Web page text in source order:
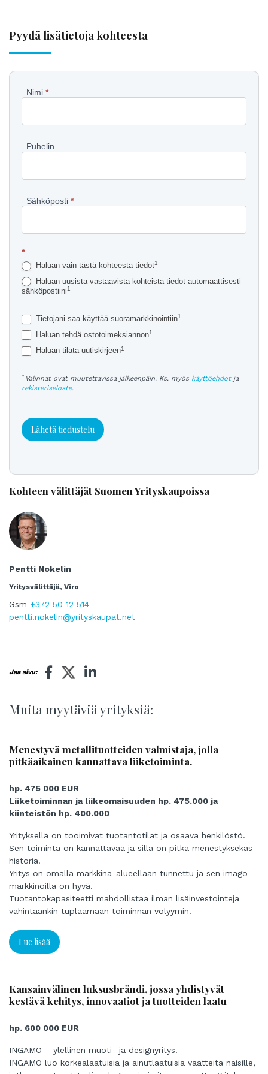
Pyydä lisätietoja kohteesta
Pyydä
Nimi *
Puhelin
Sähköposti *
*
Haluan vain tästä kohteesta tiedot1
Haluan uusista vastaavista kohteista tiedot automaattisesti
sähköpostiini1
Tietojani saa käyttää suoramarkkinointiin1
Haluan tehdä ostotoimeksiannon1
Haluan tilata uutiskirjeen1
1 Valinnat ovat muutettavissa jälkeenpäin. Ks. myös käyttöehdotja
rekisteriseloste.
Lähetä tiedustelu
Kohteen välittäjät Suomen Yrityskaupoissa
Pentti Nokelin
Yritysvälittäjä, Viro
Gsm +372 50 12 514
pentti.nokelin@yrityskaupat.net
Jaa sivu:
Muita myytäviä yrityksiä:
Menestyvä metallituotteiden valmistaja, jolla
pitkäaikainen kannattava liiketoiminta.
hp. 475 000 EUR
Liiketoiminnan ja liikeomaisuuden hp. 475.000 ja
kiinteistön hp. 400.000
Yrityksellä on tooimivat tuotantotilat ja osaava henkilöstö.
Sen toiminta on kannattavaa ja sillä on pitkä menestyksekäs
historia.
Yritys on omalla markkina-alueellaan tunnettu ja sen imago
markkinoilla on hyvä.
Tuotantokapasiteetti mahdollistaa ilman lisäinvestointeja
vähintäänkin tuplaamaan toiminnan volyymin.
Lue lisää
Kansainvälinen luksusbrändi, jossa yhdistyvät
kestävä kehitys, innovaatiot ja tuotteiden laatu
hp. 600 000 EUR
INGAMO – ylellinen muoti- ja designyritys.
INGAMO luo korkealaatuisia ja ainutlaatuisia vaatteita naisille,